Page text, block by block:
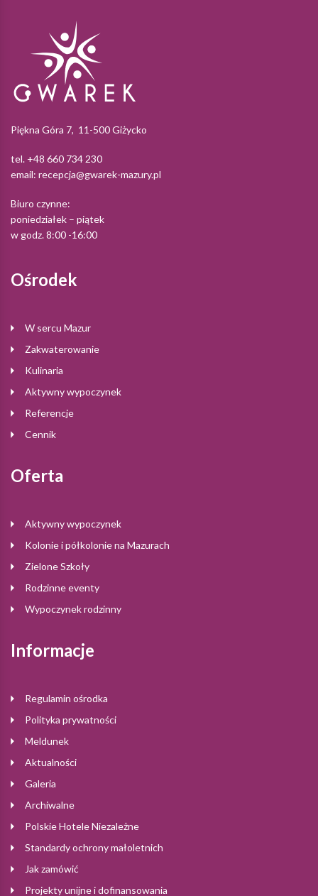
Piękna Góra 7, 11-500 Giżycko
tel. +48 660 734 230
email: recepcja@gwarek-mazury.pl
Biuro czynne:
poniedziałek – piątek
w godz. 8:00 -16:00
Ośrodek
W sercu Mazur
Zakwaterowanie
Kulinaria
Aktywny wypoczynek
Referencje
Cennik
Oferta
Aktywny wypoczynek
Kolonie i półkolonie na Mazurach
Zielone Szkoły
Rodzinne eventy
Wypoczynek rodzinny
Informacje
Regulamin ośrodka
Polityka prywatności
Meldunek
Aktualności
Galeria
Archiwalne
Polskie Hotele Niezależne
Standardy ochrony małoletnich
Jak zamówić
Projekty unijne i dofinansowania